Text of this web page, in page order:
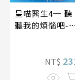
星喵醫生4─ 聽
聽我的煩惱吧-假
NT$